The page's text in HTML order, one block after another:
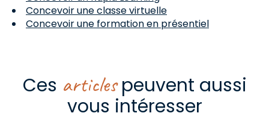
Concevoir une classe virtuelle
Concevoir une formation en présentiel
Ces articlespeuvent aussi
vous intéresser